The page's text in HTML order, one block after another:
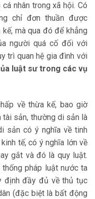
nhân trong xã hội. Có
chỉ đơn thuần được
mà qua đó để khẳng
người quá cố đối với
trì quan hệ gia đình với
luật sư trong các vụ
về thừa kế, bao giờ
tài sản, thường di sản là
sản có ý nghĩa về tinh
tế, có ý nghĩa lớn về
gắt và đó là quy luật.
thống pháp luật nước ta
định đầy đủ về thủ tục
(đặc biệt là bất động